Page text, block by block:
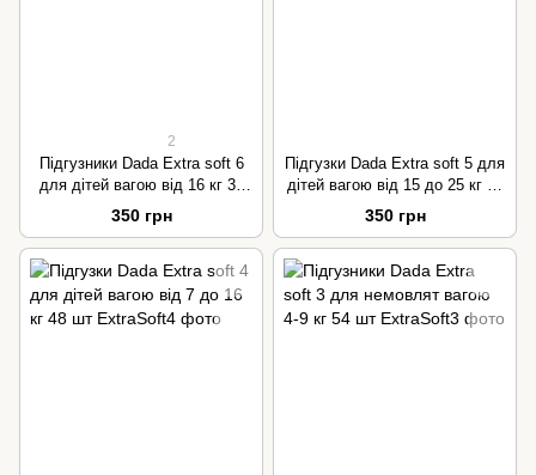
2
Підгузники Dada Extra soft 6
для дітей вагою від 16 кг 37
шт
350 грн
Підгузки Dada Extra soft 5 для
дітей вагою від 15 до 25 кг 42
шт
350 грн